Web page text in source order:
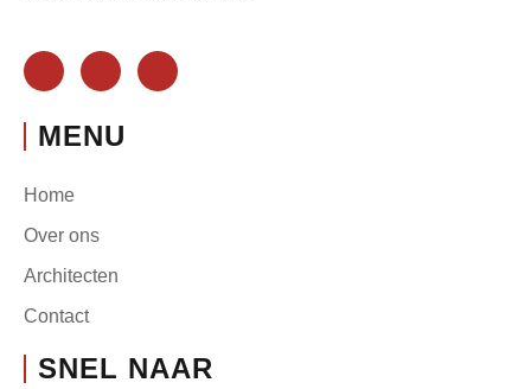
MENU
Home
Over ons
Architecten
Contact
SNEL NAAR